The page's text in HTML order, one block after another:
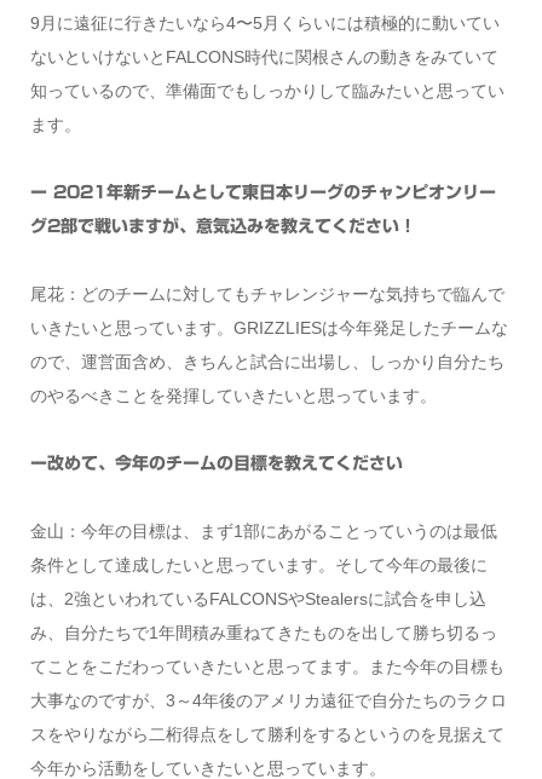
9月に遠征に行きたいなら4〜5月くらいには積極的に動いてい
ないといけないとFALCONS時代に関根さんの動きをみていて
知っているので、準備面でもしっかりして臨みたいと思ってい
ます。
ー 2021年新チームとして東日本リーグのチャンピオンリー
グ2部で戦いますが、意気込みを教えてください！
尾花：どのチームに対してもチャレンジャーな気持ちで臨んで
いきたいと思っています。GRIZZLIESは今年発足したチームな
ので、運営面含め、きちんと試合に出場し、しっかり自分たち
のやるべきことを発揮していきたいと思っています。
ー改めて、今年のチームの目標を教えてください
金山：今年の目標は、まず1部にあがることっていうのは最低
条件として達成したいと思っています。そして今年の最後に
は、2強といわれているFALCONSやStealersに試合を申し込
み、自分たちで1年間積み重ねてきたものを出して勝ち切るっ
てことをこだわっていきたいと思ってます。また今年の目標も
大事なのですが、3～4年後のアメリカ遠征で自分たちのラクロ
スをやりながら二桁得点をして勝利をするというのを見据えて
今年から活動をしていきたいと思っています。